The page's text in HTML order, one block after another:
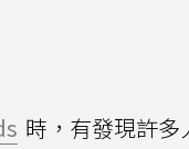
時，有發現許多